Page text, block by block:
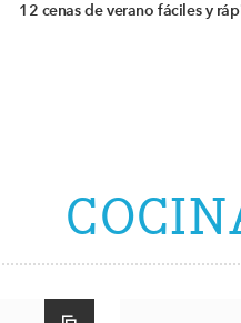
12 cenas de verano fáciles y